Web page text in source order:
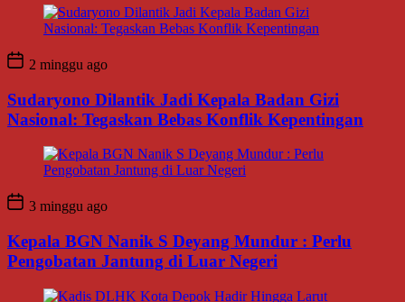
2 minggu ago
Sudaryono Dilantik Jadi Kepala Badan Gizi
Nasional: Tegaskan Bebas Konflik Kepentingan
3 minggu ago
Kepala BGN Nanik S Deyang Mundur : Perlu
Pengobatan Jantung di Luar Negeri